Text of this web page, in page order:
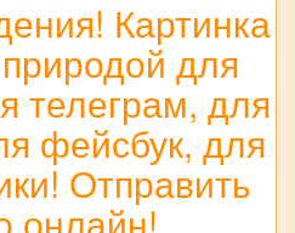
Картинка
для
телеграм, для
фейсбук, для
Отправить